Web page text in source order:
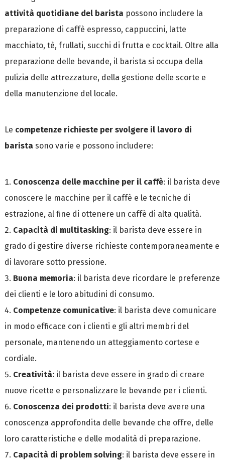
attività quotidiane del barista possono includere la
preparazione di caffè espresso, cappuccini, latte
macchiato, tè, frullati, succhi di frutta e cocktail. Oltre alla
preparazione delle bevande, il barista si occupa della
pulizia delle attrezzature, della gestione delle scorte e
della manutenzione del locale.
Le competenze richieste per svolgere il lavoro di
barista sono varie e possono includere:
Conoscenza delle macchine per il caffè: il barista deve
conoscere le macchine per il caffè e le tecniche di
estrazione, al fine di ottenere un caffè di alta qualità.
Capacità di multitasking: il barista deve essere in
grado di gestire diverse richieste contemporaneamente e
di lavorare sotto pressione.
Buona memoria: il barista deve ricordare le preferenze
dei clienti e le loro abitudini di consumo.
Competenze comunicative: il barista deve comunicare
in modo efficace con i clienti e gli altri membri del
personale, mantenendo un atteggiamento cortese e
cordiale.
Creatività:il barista deve essere in grado di creare
nuove ricette e personalizzare le bevande per i clienti.
Conoscenza dei prodotti: il barista deve avere una
conoscenza approfondita delle bevande che offre, delle
loro caratteristiche e delle modalità di preparazione.
Capacità di problem solving: il barista deve essere in